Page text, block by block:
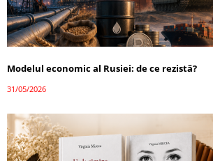
Modelul economic al Rusiei: de ce rezistă?
31/05/2026